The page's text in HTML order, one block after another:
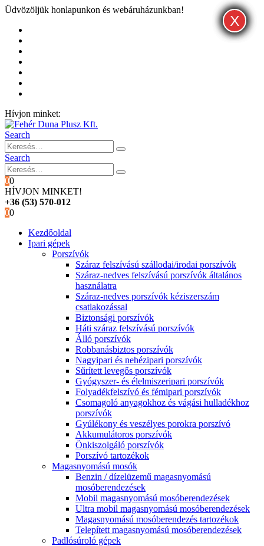
Üdvözöljük honlapunkon és webáruházunkban!
Hívjon minket:
Search
Search
00
HÍVJON MINKET!
+36 (53) 570-012
00
Kezdőoldal
Ipari gépek
Porszívók
Száraz felszívású szállodai/irodai porszívók
Száraz-nedves felszívású porszívók általános
használatra
Száraz-nedves porszívók kéziszerszám
csatlakozással
Biztonsági porszívók
Háti száraz felszívású porszívók
Álló porszívók
Robbanásbiztos porszívók
Nagyipari és nehézipari porszívók
Sűrített levegős porszívók
Gyógyszer- és élelmiszeripari porszívók
Folyadékfelszívó és fémipari porszívók
Csomagoló anyagokhoz és vágási hulladékhoz
porszívók
Gyúlékony és veszélyes porokra porszívó
Akkumulátoros porszívók
Önkiszolgáló porszívók
Porszívó tartozékok
Magasnyomású mosók
Benzin / dízelüzemű magasnyomású
mosóberendezések
Mobil magasnyomású mosóberendezések
Ultra mobil magasnyomású mosóberendezések
Magasnyomású mosóberendezés tartozékok
Telepített magasnyomású mosóberendezések
Padlósúroló gépek
X
X
X